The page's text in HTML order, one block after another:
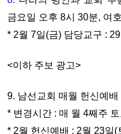
금요일 오후 8시 30분, 여
* 2월 7일(금) 담당교구 :
<이하 주보 광고>
9. 남선교회 매월 헌신예배
* 변경시간 : 매 월 4째주 토
* 2월 헌신예배 : 2월 23일(